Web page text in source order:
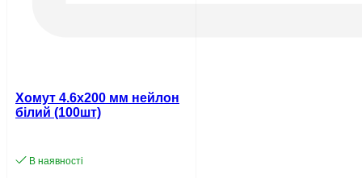
Хомут 4.6х200 мм нейлон
білий (100шт)
В наявності